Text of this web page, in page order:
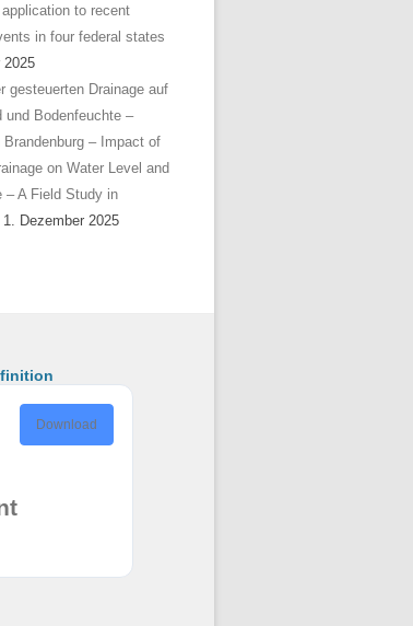
to recent
in four federal states
2025
gesteuerten Drainage auf
und Bodenfeuchte –
Brandenburg – Impact of
on Water Level and
– A Field Study in
1. Dezember 2025
Download